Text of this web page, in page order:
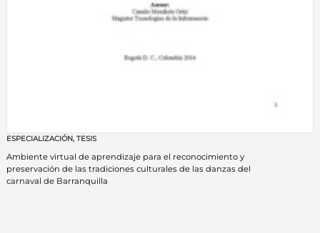
ESPECIALIZACIÓN, TESIS
Ambiente virtual de aprendizaje para el reconocimiento y
preservación de las tradiciones culturales de las danzas del
carnaval de Barranquilla